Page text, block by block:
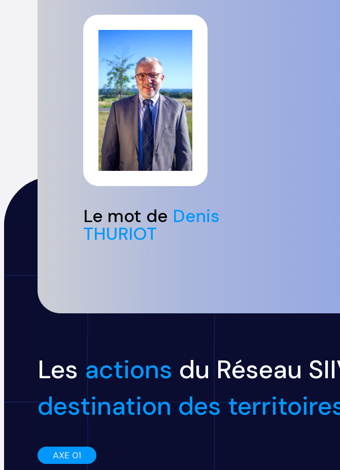
Le mot de Denis
THURIOT
Les actions du Réseau
destination des
AXE 01